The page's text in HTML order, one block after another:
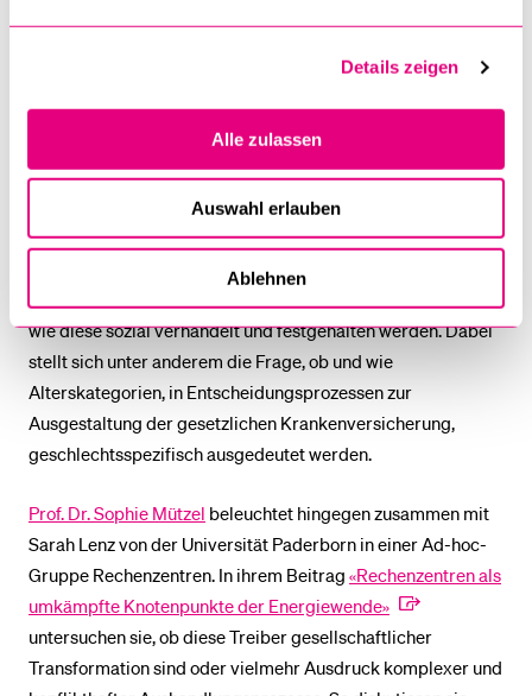
Details zeigen
Alle zulassen
Auswahl erlauben
Ablehnen
die Möglichkeiten der Theorie für die Rechtssoziologie und
beleuchtet unter anderem, wie die neopragmatische
Perspektive einen Einbezug der materiellen Ausstattung in
Situationen fördert.
AuchRonja Friedl, MAist mit ihrem Beitrag«Die soziale
Konstruktion von Alterskategorien in der gesetzlichen
Krankenversicherung»
in einer Ad-hoc-Gruppe
vertreten. Ausgehend von einem konstruktivistischen
Verständnis von Alterskategorien interessiert sie sich dafür,
wie diese sozial verhandelt und festgehalten werden. Dabei
stellt sich unter anderem die Frage, ob und wie
Alterskategorien, in Entscheidungsprozessen zur
Ausgestaltung der gesetzlichen Krankenversicherung,
geschlechtsspezifisch ausgedeutet werden.
Prof. Dr. Sophie Mützel beleuchtet hingegen zusammen mit
Sarah Lenz von der Universität Paderborn in einer Ad-hoc-
Gruppe Rechenzentren. In ihrem Beitrag «Rechenzentren als
umkämpfte Knotenpunkte der Energiewende»
untersuchen sie, ob diese Treiber gesellschaftlicher
Transformation sind oder vielmehr Ausdruck komplexer und